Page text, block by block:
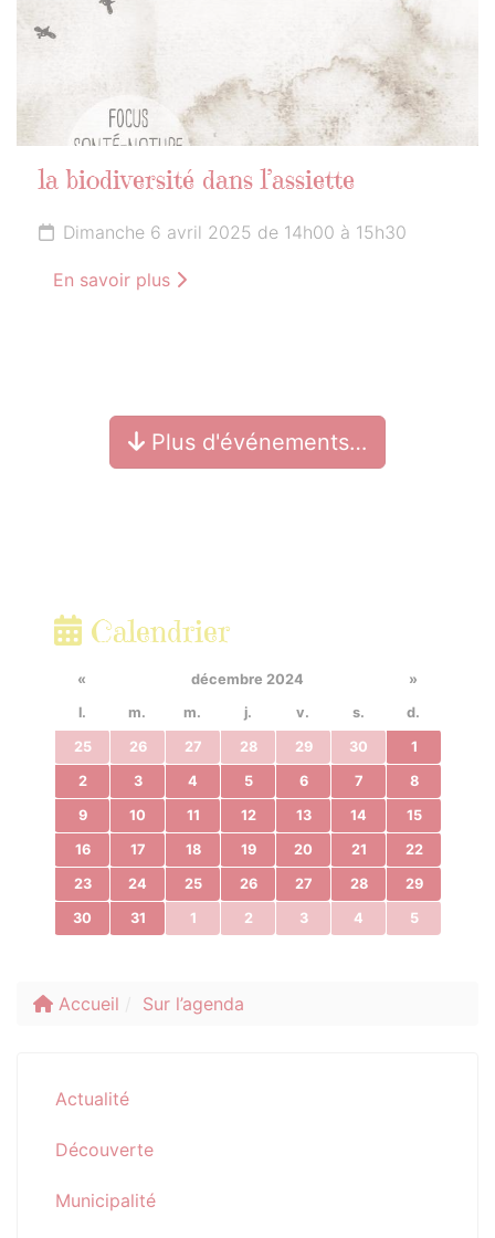
la biodiversité dans l’assiette
Dimanche 6 avril 2025 de 14h00 à 15h30
En savoir plus
Plus d'événements…
Calendrier
« décembre 2024
»
l.
m. m. j. v. s. d.
25 26 27 28 29 30 1
2 3 4 5 6 7 8
9 10 11 12 13 14 15
16 17 18 19 20 21 22
23 24 25 26 27 28 29
30 31 1 2 3 4 5
Accueil Sur l’agenda
Actualité
Découverte
Municipalité